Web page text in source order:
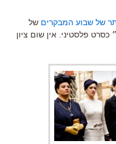
של שבוע המבקרים של
פלסטיני. אין שום ציון